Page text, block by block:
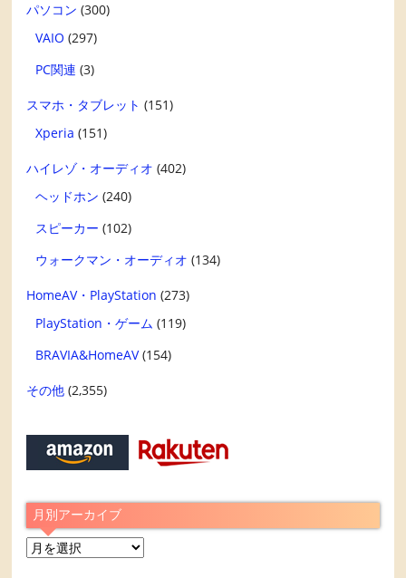
パソコン (300)
VAIO (297)
PC関連 (3)
スマホ・タブレット (151)
Xperia (151)
ハイレゾ・オーディオ (402)
ヘッドホン (240)
スピーカー (102)
ウォークマン・オーディオ (134)
HomeAV・PlayStation (273)
PlayStation・ゲーム (119)
BRAVIA&HomeAV(154)
その他 (2,355)
月別アーカイブ
月